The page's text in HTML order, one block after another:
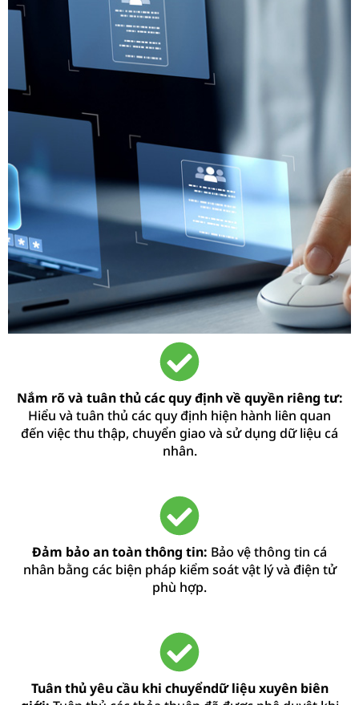
Nắm rõ và tuân thủ các quy định về quyền riêng tư:
Hiểu và tuân thủ các quy định hiện hành liên quan
đến việc thu thập, chuyển giao và sử dụng dữ liệu cá
nhân.
Đảm bảo an toàn thông tin: Bảo vệ thông tin cá
nhân bằng các biện pháp kiểm soát vật lý và điện tử
phù hợp.
Tuân thủ yêu cầu khi chuyểndữ liệu xuyên biên